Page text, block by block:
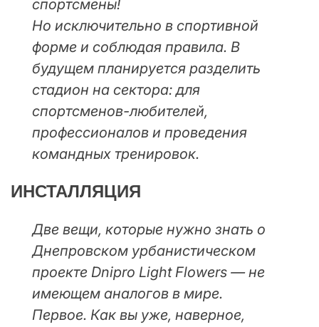
спортсмены!
Но исключительно в спортивной
форме и соблюдая правила. В
будущем планируется разделить
стадион на сектора: для
спортсменов-любителей,
профессионалов и проведения
командных тренировок.
ИНСТАЛЛЯЦИЯ
Две вещи, которые нужно знать о
Днепровском урбанистическом
проекте Dnipro Light Flowers — не
имеющем аналогов в мире.
Первое. Как вы уже, наверное,